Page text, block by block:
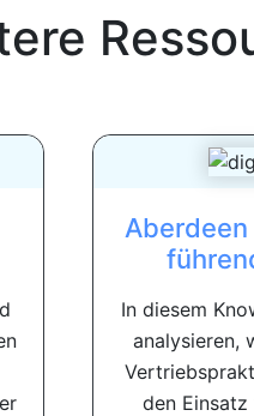
Aberdeen
In diesem
analysieren,
den